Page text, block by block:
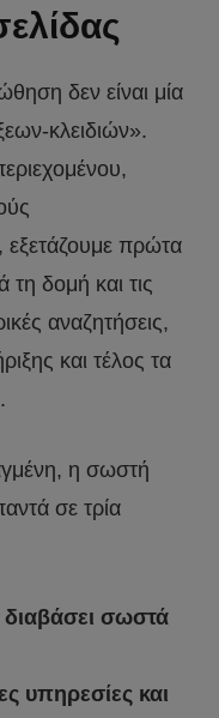
δεν είναι μία
κλειδιών».
εξετάζουμε πρώτα
τη δομή και τις
αναζητήσεις,
και τέλος τα
η σωστή
σε τρία
σωστά
υπηρεσίες και